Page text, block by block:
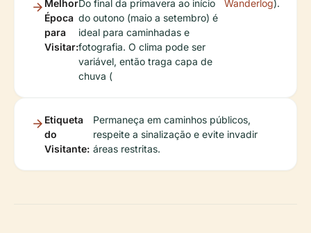
Melhor
Época
para
Visitar:
Do final da primavera ao início
do outono (maio a setembro) é
ideal para caminhadas e
fotografia. O clima pode ser
variável, então traga capa de
chuva (
Wanderlog).
Etiqueta
do
Visitante:
Permaneça em caminhos públicos,
respeite a sinalização e evite invadir
áreas restritas.